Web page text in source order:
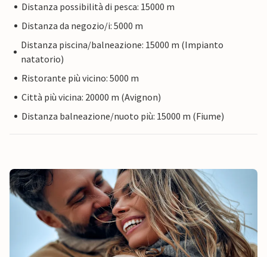
Distanza possibilità di pesca: 15000 m
Distanza da negozio/i: 5000 m
Distanza piscina/balneazione: 15000 m (Impianto
natatorio)
Ristorante più vicino: 5000 m
Città più vicina: 20000 m (Avignon)
Distanza balneazione/nuoto più: 15000 m (Fiume)